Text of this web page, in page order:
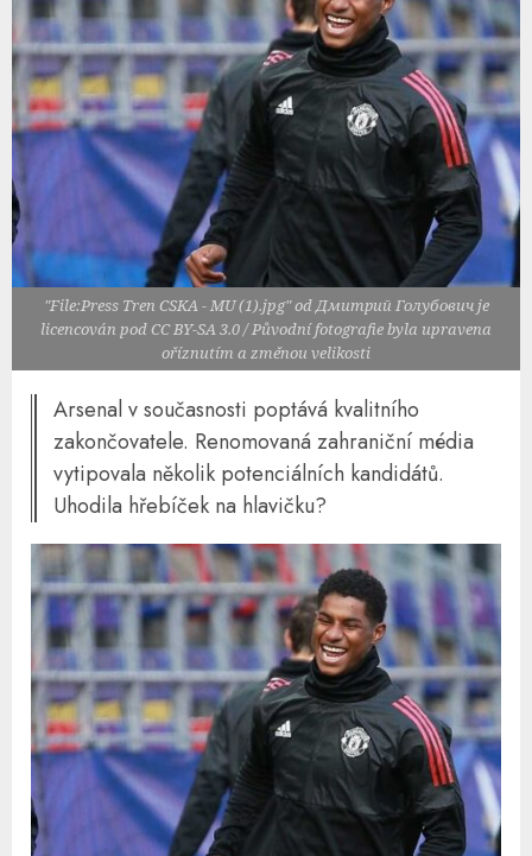
"File:Press Tren CSKA - MU (1).jpg" od Дмитрий Голубович je
licencován pod CC BY-SA 3.0 / Původní fotografie byla upravena
oříznutím a změnou velikosti
Arsenal v současnosti poptává kvalitního
zakončovatele. Renomovaná zahraniční média
vytipovala několik potenciálních kandidátů.
Uhodila hřebíček na hlavičku?